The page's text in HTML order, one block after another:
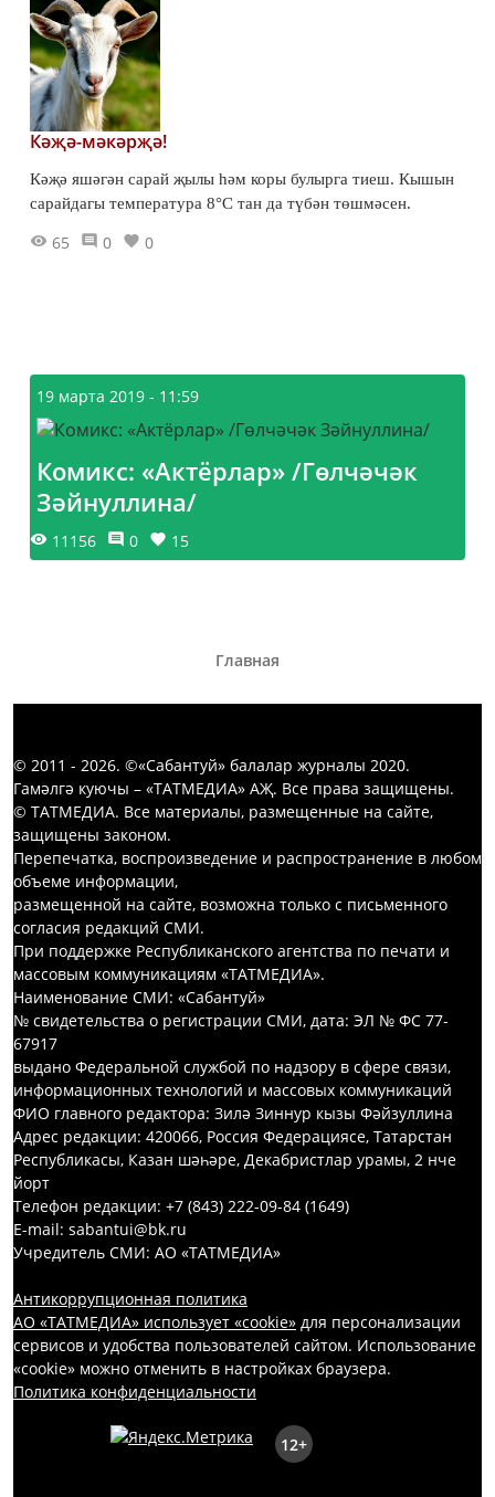
Кәҗә-мәкәрҗә!
Кәҗә яшәгән сарай җылы һәм коры булырга тиеш. Кышын
сарайдагы температура 8°С тан да түбән төшмәсен.
65 0 0
19 марта 2019 - 11:59
Комикс: «Актёрлар» /Гөлчәчәк
Зәйнуллина/
11156 0 15
Главная
© 2011 - 2026. ©«Сабантуй» балалар журналы 2020.
Гамәлгә куючы – «ТАТМЕДИА» АҖ. Все права защищены.
© ТАТМЕДИА. Все материалы, размещенные на сайте,
защищены законом.
Перепечатка, воспроизведение и распространение в любом
объеме информации,
размещенной на сайте, возможна только с письменного
согласия редакций СМИ.
При поддержке Республиканского агентства по печати и
массовым коммуникациям «ТАТМЕДИА».
Наименование СМИ: «Сабантуй»
№ свидетельства о регистрации СМИ, дата: ЭЛ № ФС 77-
67917
выдано Федеральной службой по надзору в сфере связи,
информационных технологий и массовых коммуникаций
ФИО главного редактора: Зилә Зиннур кызы Фәйзуллина
Адрес редакции: 420066, Россия Федерациясе, Татарстан
Республикасы, Казан шәһәре, Декабристлар урамы, 2 нче
йорт
Телефон редакции: +7 (843) 222-09-84 (1649)
E-mail: sabantui@bk.ru
Учредитель СМИ: АО «ТАТМЕДИА»
Антикоррупционная политика
АО «ТАТМЕДИА» использует «cookie» для персонализации
сервисов и удобства пользователей сайтом. Использование
«cookie» можно отменить в настройках браузера.
Политика конфиденциальности
12+